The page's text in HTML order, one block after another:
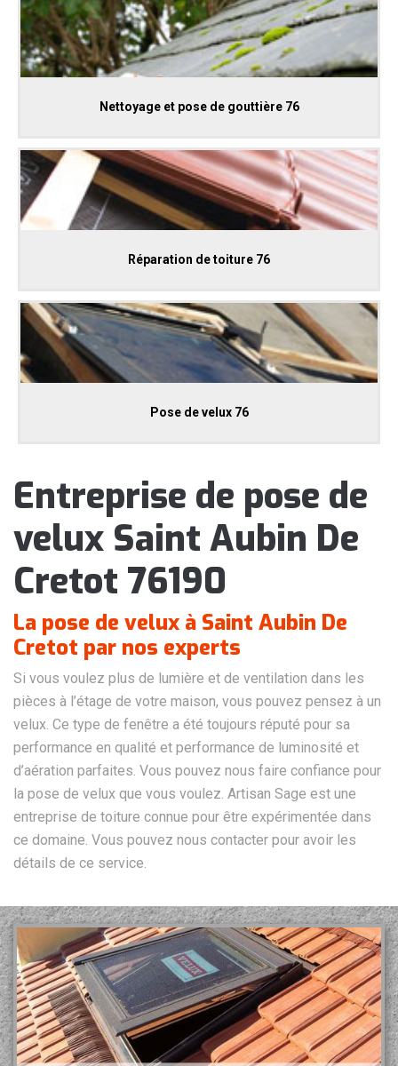
Nettoyage et pose de gouttière 76
Réparation de toiture 76
Pose de velux 76
Entreprise de pose de
velux Saint Aubin De
Cretot 76190
La pose de velux à Saint Aubin De
Cretot par nos experts
Si vous voulez plus de lumière et de ventilation dans les
pièces à l’étage de votre maison, vous pouvez pensez à un
velux. Ce type de fenêtre a été toujours réputé pour sa
performance en qualité et performance de luminosité et
d’aération parfaites. Vous pouvez nous faire confiance pour
la pose de velux que vous voulez. Artisan Sage est une
entreprise de toiture connue pour être expérimentée dans
ce domaine. Vous pouvez nous contacter pour avoir les
détails de ce service.